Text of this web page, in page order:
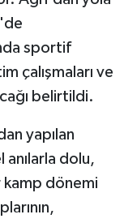
sportif
çalışmaları ve
belirtildi.
yapılan
dolu,
kamp dönemi